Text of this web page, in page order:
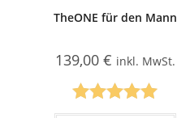
TheONE für den Mann
139,00€ inkl. MwSt.